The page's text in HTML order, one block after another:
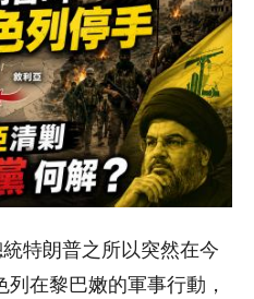
特朗普之所以突然在今
在黎巴嫩的軍事行動，